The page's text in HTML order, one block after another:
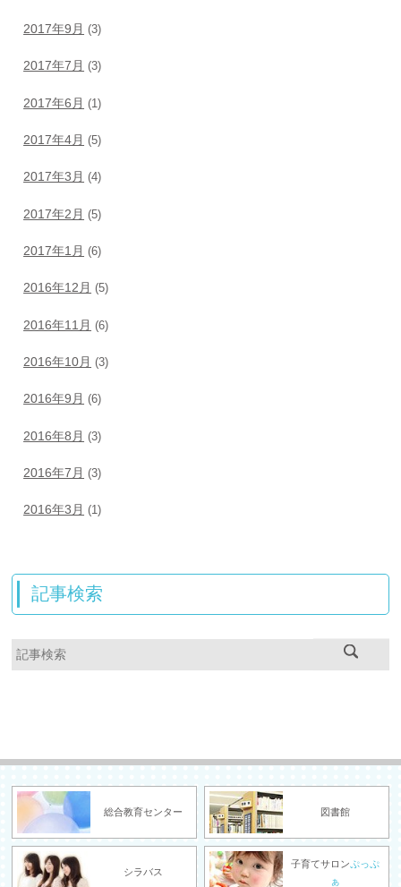
2017年9月 (3)
2017年7月 (3)
2017年6月 (1)
2017年4月 (5)
2017年3月 (4)
2017年2月 (5)
2017年1月 (6)
2016年12月 (5)
2016年11月 (6)
2016年10月 (3)
2016年9月 (6)
2016年8月 (3)
2016年7月 (3)
2016年3月 (1)
記事検索
総合教育センター 図書館
シラバス
子育てサロンぷっぷ
ぁ